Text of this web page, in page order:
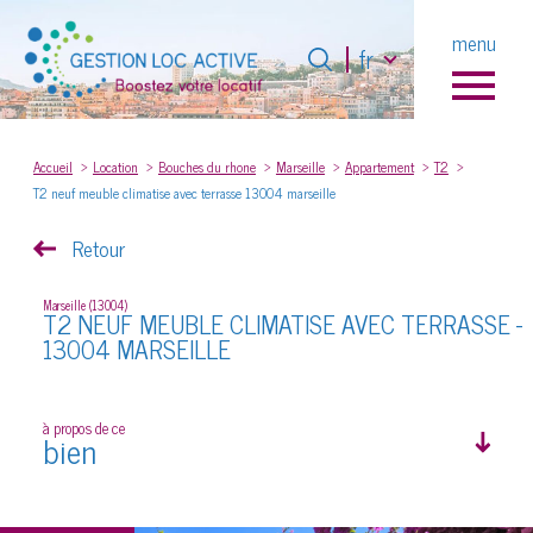
menu
fr
Accueil 0 Langue
fr
Accueil Location Bouches du rhone Marseille Appartement
T2
T2 neuf meuble climatise avec terrasse 13004 marseille
Retour
Marseille (13004)
T2 NEUF MEUBLE CLIMATISE AVEC TERRASSE -
13004 MARSEILLE
à propos de ce
bien